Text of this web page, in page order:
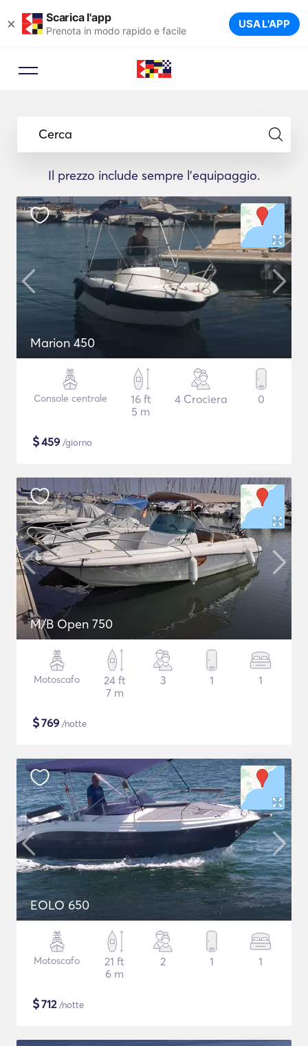
× Scarica l'app
Prenota in modo rapido e facile USA L'APP
Cerca
Il prezzo include sempre l'equipaggio.
Marion 450
Console centrale
16 ft
5 m
4 Crociera 0
$459 /giorno
M/B Open 750
Motoscafo
24 ft
7 m
3 1 1
$769 /notte
EOLO 650
Motoscafo
21 ft
6 m
2 1 1
$712/notte